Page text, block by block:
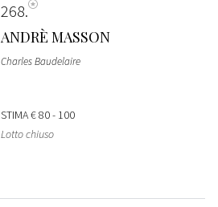
268
ANDRÈ MASSON
Charles Baudelaire
STIMA€ 80 - 100
Lotto chiuso